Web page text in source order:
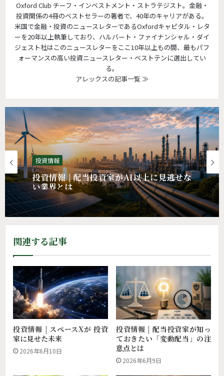
Oxford Club チーフ・インベストメント・ストラテジスト。金融・
投資関係の4冊のベストセラーの著者で、40年のキャリアがある。
米国で金融・投資のニュースレターであるOxfordキャピタル・レタ
ーを20年以上執筆しており、ハルバート・ファイナンシャル・ダイ
ジェスト社はこのニュースレターをここ10年以上もの間、最もパフ
ォーマンスの高い投資ニュースレター・ベストテンに選出してい
る。
アレックスの記事一覧 ≫
投資情報
投資情報 | 配当投資家がAI以上に見逃せな
い業界とは
関連する記事
投資情報 | スペースXが 投資
家に見せた未来
2026年6月10日
投資情報 | 配当投資家が知っ
ておきたい「変動配当」の注
意点とは
2026年6月9日